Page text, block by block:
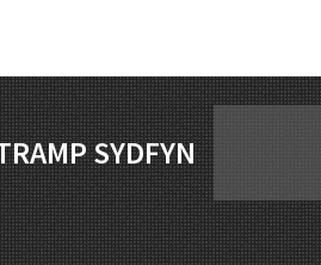
SYDFYN